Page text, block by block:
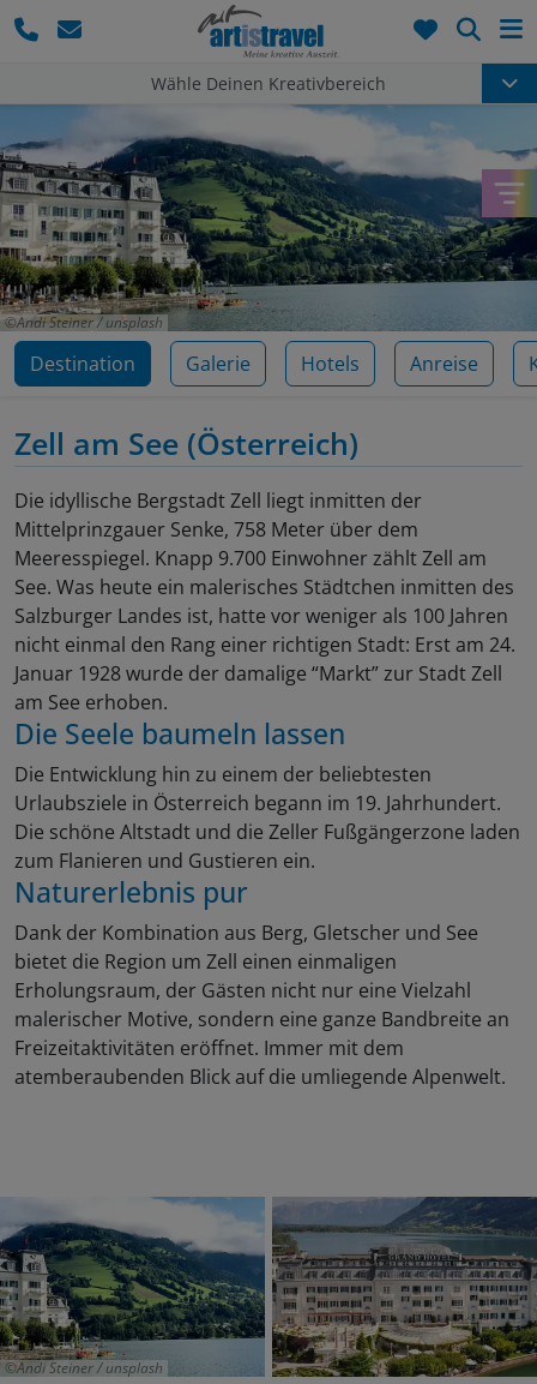
Wähle Deinen Kreativbereich
Andi Steiner / unsplash
Destination Galerie Hotels Anreise
Zell am See (Österreich)
Die idyllische Bergstadt Zell liegt inmitten der
Mittelprinzgauer Senke, 758 Meter über dem
Meeresspiegel. Knapp 9.700 Einwohner zählt Zell am
See. Was heute ein malerisches Städtchen inmitten des
Salzburger Landes ist, hatte vor weniger als 100 Jahren
nicht einmal den Rang einer richtigen Stadt: Erst am 24.
Januar 1928 wurde der damalige “Markt” zur Stadt Zell
am See erhoben.
Die Seele baumeln lassen
Die Entwicklung hin zu einem der beliebtesten
Urlaubsziele in Österreich begann im 19. Jahrhundert.
Die schöne Altstadt und die Zeller Fußgängerzone laden
zum Flanieren und Gustieren ein.
Naturerlebnis pur
Dank der Kombination aus Berg, Gletscher und See
bietet die Region um Zell einen einmaligen
Erholungsraum, der Gästen nicht nur eine Vielzahl
malerischer Motive, sondern eine ganze Bandbreite an
Freizeitaktivitäten eröffnet. Immer mit dem
atemberaubenden Blick auf die umliegende Alpenwelt.
Andi Steiner / unsplash